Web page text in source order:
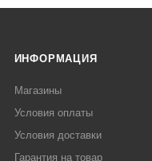
ИНФОРМАЦИЯ
Магазины
Условия оплаты
Условия доставки
Гарантия на товар